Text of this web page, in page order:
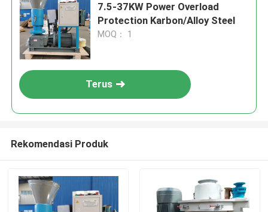
7.5-37KW Power Overload
Protection Karbon/Alloy Steel
MOQ： 1
Terus
Rekomendasi Produk